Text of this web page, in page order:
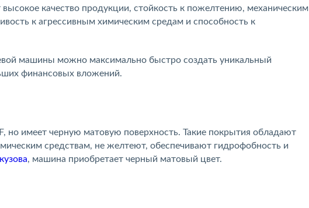
качество продукции, стойкость к пожелтению, механическим
к агрессивным химическим средам и способность к
машины можно максимально быстро создать уникальный
финансовых вложений.
но имеет черную матовую поверхность. Такие покрытия обладают
средствам, не желтеют, обеспечивают гидрофобность и
, машина приобретает черный матовый цвет.